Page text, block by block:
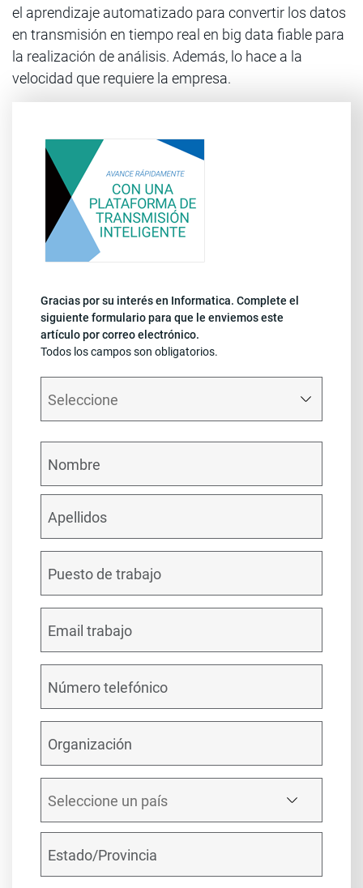
el aprendizaje automatizado para convertir los datos
en transmisión en tiempo real en big data fiable para
la realización de análisis. Además, lo hace a la
velocidad que requiere la empresa.
Gracias por su interés en Informatica. Complete el
siguiente formulario para que le enviemos este
artículo por correo electrónico.
Todos los campos son obligatorios.